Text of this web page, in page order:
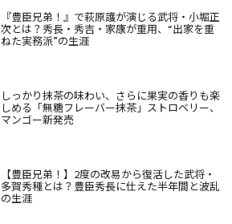
『豊臣兄弟！』で萩原護が演じる武将・小堀正
次とは？秀長・秀吉・家康が重用、“出家を重
ねた実務派”の生涯
しっかり抹茶の味わい、さらに果実の香りも楽
しめる「無糖フレーバー抹茶」ストロベリー、
マンゴー新発売
【豊臣兄弟！】2度の改易から復活した武将・
多賀秀種とは？豊臣秀長に仕えた半年間と波乱
の生涯